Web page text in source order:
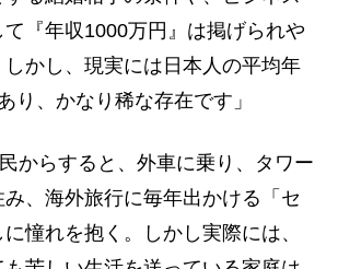
『年収1000万円』は掲げられや
かし、現実には日本人の平均年
り、かなり稀な存在です」
からすると、外車に乗り、タワー
、海外旅行に毎年出かける「セ
憧れを抱く。しかし実際には、